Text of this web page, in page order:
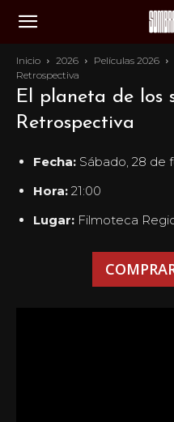
Inicio 2026 Películas 2026
Retrospectiva
El planeta de los
Retrospectiva
Fecha: Sábado, 28 de
Hora: 21:00
Lugar: Filmoteca